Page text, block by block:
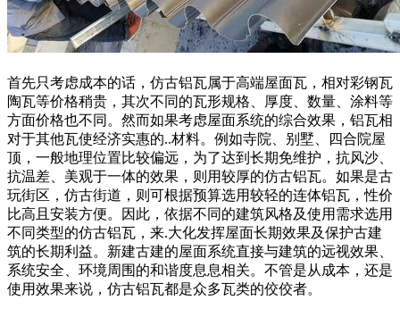
首先只考虑成本的话，仿古铝瓦属于高端屋面瓦，相对彩钢瓦
陶瓦等价格稍贵，其次不同的瓦形规格、厚度、数量、涂料等
方面价格也不同。然而如果考虑屋面系统的综合效果，铝瓦相
对于其他瓦使经济实惠的..材料。例如寺院、别墅、四合院屋
顶，一般地理位置比较偏远，为了达到长期免维护，抗风沙、
抗温差、美观于一体的效果，则用较厚的仿古铝瓦。如果是古
玩街区，仿古街道，则可根据预算选用较轻的连体铝瓦，性价
比高且安装方便。因此，依据不同的建筑风格及使用需求选用
不同类型的仿古铝瓦，来.大化发挥屋面长期效果及保护古建
筑的长期利益。新建古建的屋面系统直接与建筑的远视效果、
系统安全、环境周围的和谐度息息相关。不管是从成本，还是
使用效果来说，仿古铝瓦都是众多瓦类的佼佼者。